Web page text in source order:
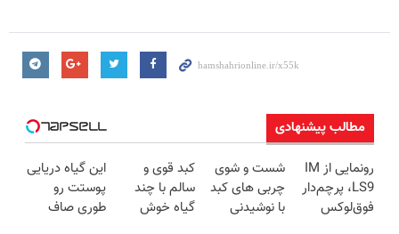
مطالب پیشنهادی
رونمایی از IM
LS9، پرچم‌دار
فوق‌لوکس
شست و شوی
چربی های کبد
با نوشیدنی
کبد قوی و
سالم با چند
گیاه خوش
این گیاه دریایی
پوستت رو
طوری صاف